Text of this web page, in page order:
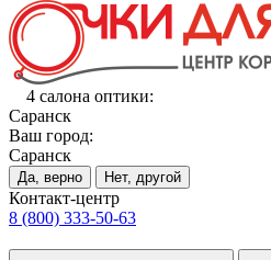
4 салона оптики:
Саранск
Ваш город:
Саранск
Да, верно Нет, другой
Контакт-центр
8 (800) 333-50-63